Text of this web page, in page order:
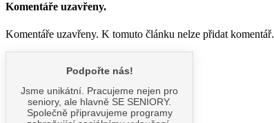
Komentáře uzavřeny.
Komentáře uzavřeny. K tomuto článku nelze přidat komentář.